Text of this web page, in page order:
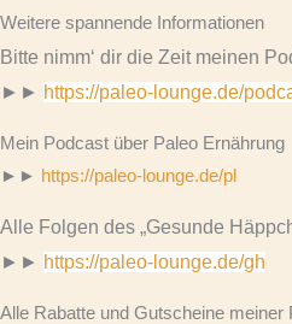
Weitere spannende Informationen
Bitte nimm‘ dir die Zeit meinen
►► https://paleo-lounge.de/
Mein Podcast über Paleo Ernährung
►► https://paleo-lounge.de/pl
Alle Folgen des „Gesunde
►► https://paleo-lounge.de/gh
Alle Rabatte und Gutscheine meiner